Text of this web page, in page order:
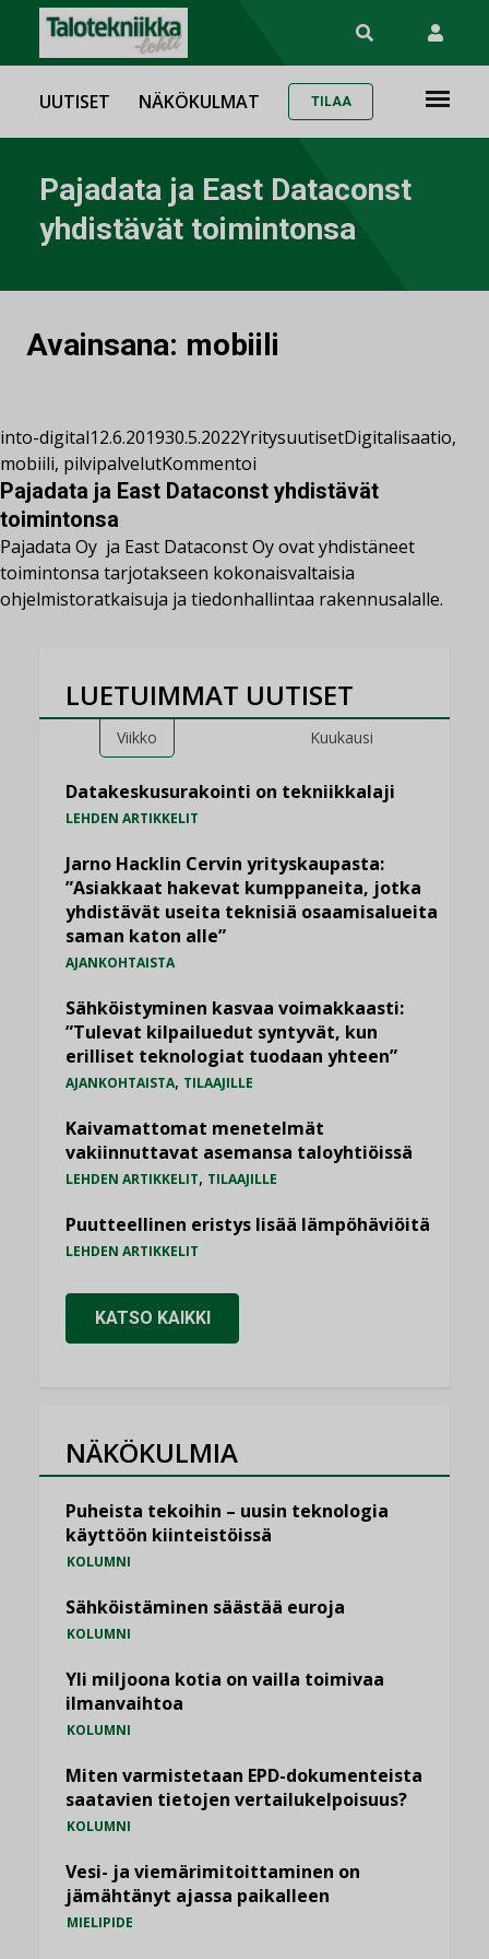
UUTISET NÄKÖKULMAT TILAA
Pajadata ja East Dataconst
yhdistävät toimintonsa
Avainsana: mobiili
into-digital12.6.201930.5.2022YritysuutisetDigitalisaatio,
mobiili, pilvipalvelutKommentoi
Pajadata ja East Dataconst yhdistävät
toimintonsa
Pajadata Oy ja East Dataconst Oy ovat yhdistäneet
toimintonsa tarjotakseen kokonaisvaltaisia
ohjelmistoratkaisuja ja tiedonhallintaa rakennusalalle.
LUETUIMMAT UUTISET
Viikko Kuukausi
Datakeskusurakointi on tekniikkalaji
LEHDEN ARTIKKELIT
Jarno Hacklin Cervin yrityskaupasta:
”Asiakkaat hakevat kumppaneita, jotka
yhdistävät useita teknisiä osaamisalueita
saman katon alle”
AJANKOHTAISTA
Sähköistyminen kasvaa voimakkaasti:
”Tulevat kilpailuedut syntyvät, kun
erilliset teknologiat tuodaan yhteen”
AJANKOHTAISTA, TILAAJILLE
Kaivamattomat menetelmät
vakiinnuttavat asemansa taloyhtiöissä
LEHDEN ARTIKKELIT, TILAAJILLE
Puutteellinen eristys lisää lämpöhäviöitä
LEHDEN ARTIKKELIT
KATSO KAIKKI
NÄKÖKULMIA
Puheista tekoihin – uusin teknologia
käyttöön kiinteistöissä
KOLUMNI
Sähköistäminen säästää euroja
KOLUMNI
Yli miljoona kotia on vailla toimivaa
ilmanvaihtoa
KOLUMNI
Miten varmistetaan EPD-dokumenteista
saatavien tietojen vertailukelpoisuus?
KOLUMNI
Vesi- ja viemärimitoittaminen on
jämähtänyt ajassa paikalleen
MIELIPIDE